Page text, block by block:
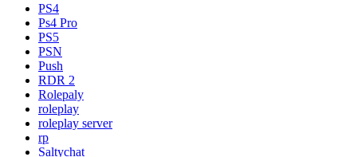
PS4
Ps4 Pro
PS5
PSN
Push
RDR 2
Rolepaly
roleplay
roleplay server
rp
Saltychat